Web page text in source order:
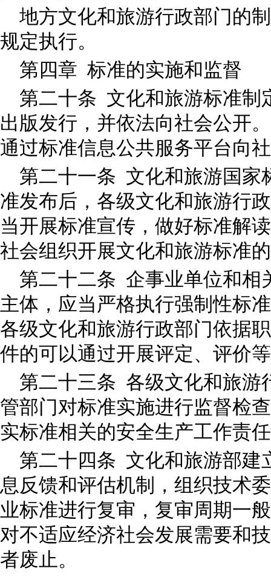
地方文化和旅游行政部门的
规定执行。
第四章 标准的实施和监督
第二十条 文化和旅游标准制
出版发行，并依法向社会公开
通过标准信息公共服务平台向
第二十一条 文化和旅游国家
准发布后，各级文化和旅游行
当开展标准宣传，做好标准解
社会组织开展文化和旅游标准
第二十二条 企事业单位和相
主体，应当严格执行强制性标
各级文化和旅游行政部门依据
件的可以通过开展评定、评价
第二十三条 各级文化和旅游
管部门对标准实施进行监督检
实标准相关的安全生产工作责
第二十四条 文化和旅游部建
息反馈和评估机制，组织技术
业标准进行复审，复审周期一
对不适应经济社会发展需要和
者废止。